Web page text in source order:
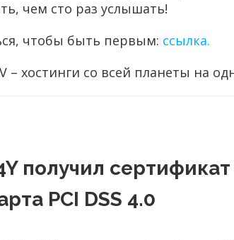
чем сто раз услышать!
чтобы быть первым: ссылка.
– хостинги со всей планеты на
получил
PCI DSS 4.0